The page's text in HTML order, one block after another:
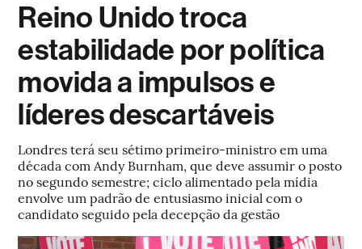
Reino Unido troca
estabilidade por política
movida a impulsos e
líderes descartáveis
Londres terá seu sétimo primeiro-ministro em uma
década com Andy Burnham, que deve assumir o posto
no segundo semestre; ciclo alimentado pela mídia
envolve um padrão de entusiasmo inicial com o
candidato seguido pela decepção da gestão